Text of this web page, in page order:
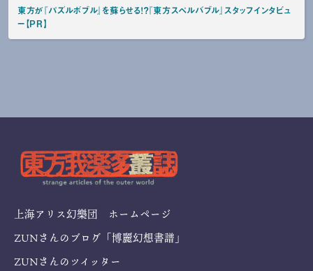
東方が『パズルボブル』を蘇らせる！？『東方スペルバブル』スタッフインタビュ
ー【PR】
上海アリス幻樂団 ホームページ
ZUNさんのブログ「博麗幻想書譜」
ZUNさんのツイッター